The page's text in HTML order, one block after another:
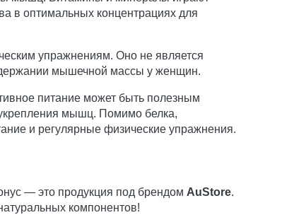
в оптимальных концентрациях для
упражнениям. Оно не является
мышечной массы у женщин.
питание может быть полезным
мышц. Помимо белка,
и регулярные физические упражнения.
— это продукция под брендом AuStore.
компонентов!